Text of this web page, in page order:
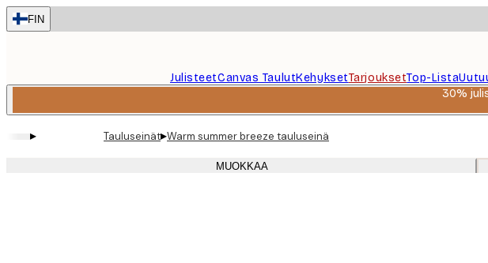
Skip
to
FIN
JulisteetCanvas TaulutKehyksetTarjouksetTop-Lista
30%
▸ Tauluseinät▸Warm summer breeze tauluseinä
MUOKKAA